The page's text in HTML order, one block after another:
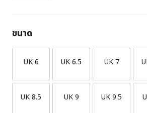
ขนาด
UK 6 UK 6.5 UK 7
UK 8.5 UK 9 UK 9.5